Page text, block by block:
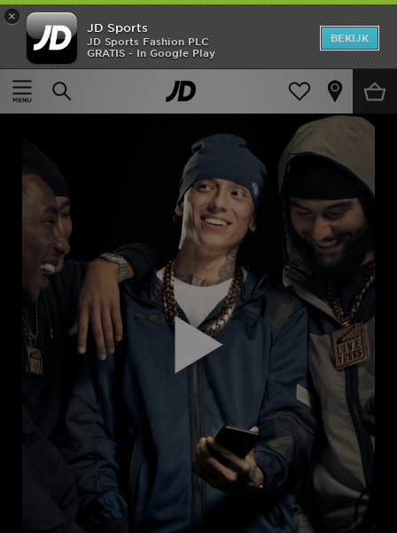
×
JD Sports
JD Sports Fashion PLC
GRATIS - In Google Play
BEKIJK
New In
Heren
Dames
Collecties
Merken
Voetbal
Sport
OFFERS
Winkel Zoeken
Bestelling Traceren